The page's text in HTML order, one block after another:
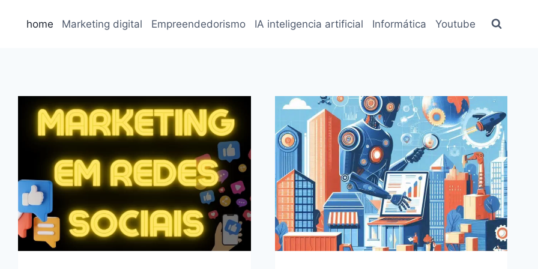
home Marketing digital Empreendedorismo IA inteligencia artificial Informática Youtube